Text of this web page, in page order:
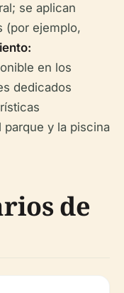
se aplican
(por ejemplo,
en los
dedicados
y la piscina
de